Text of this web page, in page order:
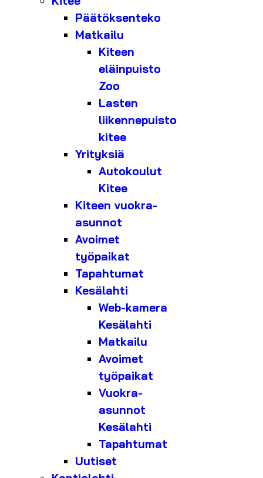
Päätöksenteko
Matkailu
Kiteen
eläinpuisto
Zoo
Lasten
liikennepuisto
kitee
Yrityksiä
Autokoulut
Kitee
Kiteen vuokra-
asunnot
Avoimet
työpaikat
Tapahtumat
Kesälahti
Web-kamera
Kesälahti
Matkailu
Avoimet
työpaikat
Vuokra-
asunnot
Kesälahti
Tapahtumat
Uutiset